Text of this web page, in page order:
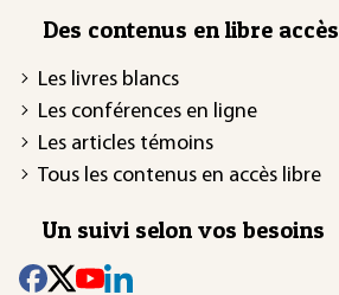
Des contenus en libre accès
Les livres blancs
Les conférences en ligne
Les articles témoins
Tous les contenus en accès libre
Un suivi selon vos besoins